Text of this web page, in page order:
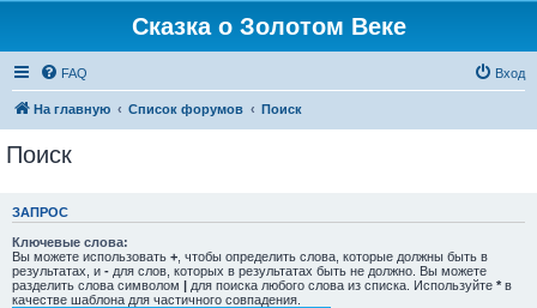
Сказка о Золотом Веке
FAQ Вход
На главную Список форумов Поиск
Поиск
ЗАПРОС
Ключевые слова:
Вы можете использовать + , чтобы определить слова, которые должны быть в
результатах, и - для слов, которых в результатах быть не должно. Вы можете
разделить слова символом | для поиска любого слова из списка. Используйте * в
качестве шаблона для частичного совпадения.